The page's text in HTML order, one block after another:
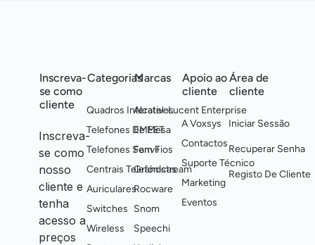
Inscreva-
se como
cliente
Inscreva-
se como
nosso
cliente e
tenha
acesso a
preços
Categorias
Quadros Interativos
Telefones De Mesa
Telefones Sem Fios
Centrais Telefónicas
Auriculares
Switches
Wireless
Marcas
Alcatel-Lucent Enterprise
EMEET
Fanvil
Grandstream
Rocware
Snom
Speechi
Apoio ao
cliente
A Voxsys
Contactos
Suporte Técnico
Marketing
Eventos
Área de
cliente
Iniciar Sessão
Recuperar Senha
Registo De Cliente